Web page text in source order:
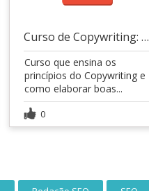
Curso de Copywriting: Atraia, Convença e Converta
Curso que ensina os
princípios do Copywriting e
como elaborar boas...
0